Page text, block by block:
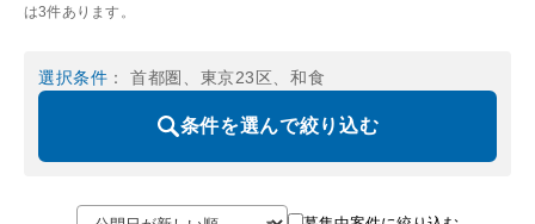
は3件あります。
選択条件 ： 首都圏、東京23区、和食
条件を選んで絞り込む